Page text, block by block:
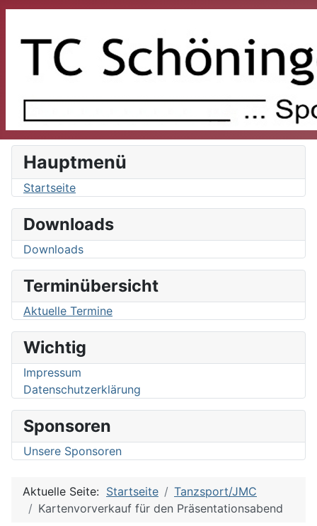
Hauptmenü
Startseite
Downloads
Downloads
Terminübersicht
Aktuelle Termine
Wichtig
Impressum
Datenschutzerklärung
Sponsoren
Unsere Sponsoren
Aktuelle Seite: Startseite
Tanzsport/JMC
Kartenvorverkauf für den Präsentationsabend